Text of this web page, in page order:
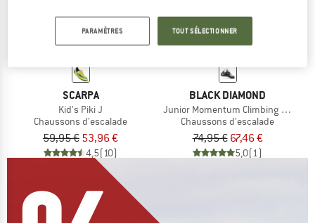
SCARPA
Kid's Piki J
Chaussons d'escalade
59,95 € 53,96 €
4,5(10)
BLACK DIAMOND
Junior Momentum Climbing Shoes
Chaussons d'escalade
74,95 € 67,46 €
5,0(1)
PARAMÈTRES TOUT SÉLECTIONNER